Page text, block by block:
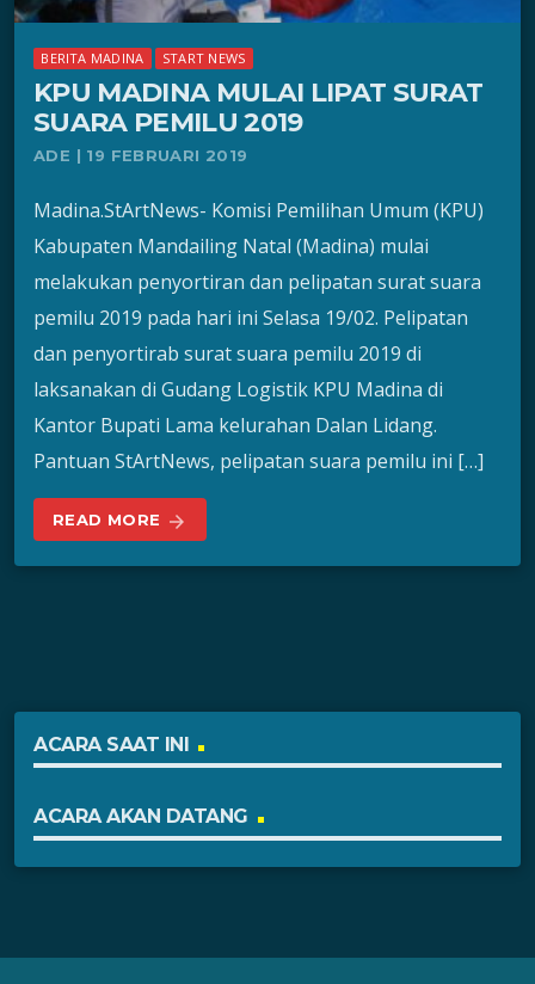
BERITA MADINA START NEWS
KPU MADINA MULAI LIPAT SURAT
SUARA PEMILU 2019
ADE | 19 FEBRUARI 2019
Madina.StArtNews- Komisi Pemilihan Umum (KPU)
Kabupaten Mandailing Natal (Madina) mulai
melakukan penyortiran dan pelipatan surat suara
pemilu 2019 pada hari ini Selasa 19/02. Pelipatan
dan penyortirab surat suara pemilu 2019 di
laksanakan di Gudang Logistik KPU Madina di
Kantor Bupati Lama kelurahan Dalan Lidang.
Pantuan StArtNews, pelipatan suara pemilu ini […]
READ MORE arrow_forward
ACARA SAAT INI
ACARA AKAN DATANG